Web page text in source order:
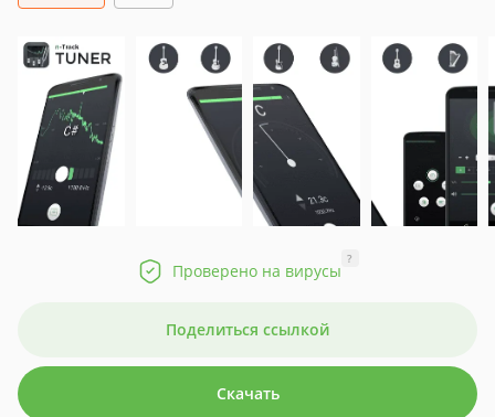
Проверено на вирусы
?
Поделиться ссылкой
Скачать